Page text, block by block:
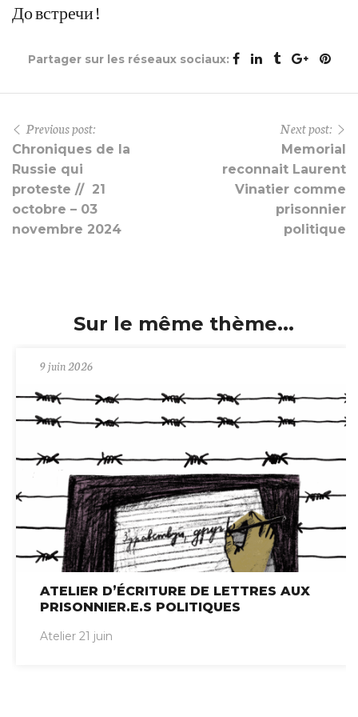
До встречи !
Partager sur les réseaux sociaux:
Previous post:
Chroniques de la
Russie qui
proteste // 21
octobre – 03
novembre 2024
Next post:
Memorial
reconnait Laurent
Vinatier comme
prisonnier
politique
Sur le même thème...
9 juin 2026
ATELIER D’ÉCRITURE DE LETTRES AUX
PRISONNIER.E.S POLITIQUES
Atelier 21 juin